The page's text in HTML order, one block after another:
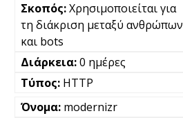
Χρησιμοποιείται για
τη διάκριση μεταξύ ανθρώπων
και bots
0 ημέρες
HTTP
modernizr